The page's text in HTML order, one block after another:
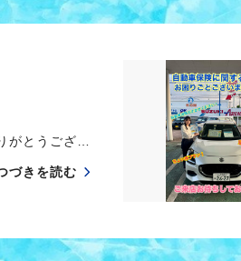
がとうござ…
づきを読む